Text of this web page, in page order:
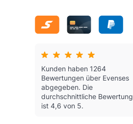
Kunden haben 1264
Bewertungen über Evenses
abgegeben. Die
durchschnittliche Bewertung
ist 4,6 von 5.